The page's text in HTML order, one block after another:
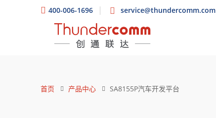
400-006-1696 service@thundercomm.com
首页 产品中心 SA8155P汽车开发平台